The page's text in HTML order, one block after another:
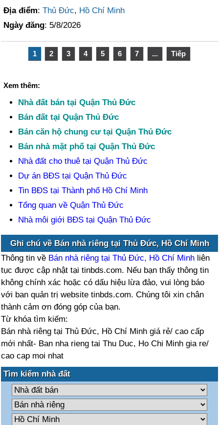
Địa điểm:Thủ Đức, Hồ Chí Minh
Ngày đăng: 5/8/2026
1 2 3 4 5 6 7 ... Tiếp
Xem thêm:
Nhà đất bán tại Quận Thủ Đức
Bán đất tại Quận Thủ Đức
Bán căn hộ chung cư tại Quận Thủ Đức
Bán nhà mặt phố tại Quận Thủ Đức
Nhà đất cho thuê tại Quận Thủ Đức
Dự án BĐS tại Quận Thủ Đức
Tin BĐS tại Thành phố Hồ Chí Minh
Tổng quan về Quận Thủ Đức
Nhà môi giới BĐS tại Quận Thủ Đức
Ghi chú về Bán nhà riêng tại Thủ Đức, Hồ Chí Minh
Thông tin về Bán nhà riêng tại Thủ Đức, Hồ Chí Minh liên
tục được cập nhật tại tinbds.com. Nếu bạn thấy thông tin
không chính xác hoặc có dấu hiệu lừa đảo, vui lòng báo
với ban quản trị website tinbds.com. Chúng tôi xin chân
thành cảm ơn đóng góp của bạn.
Từ khóa tìm kiếm:
Bán nhà riêng tại Thủ Đức, Hồ Chí Minh giá rẻ/ cao cấp
mới nhất- Ban nha rieng tai Thu Duc, Ho Chi Minh gia re/
cao cap moi nhat
Tìm kiếm nhà đất